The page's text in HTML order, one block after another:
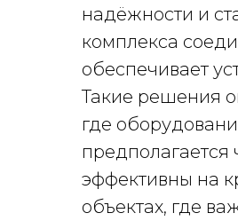
надёжности и
комплекса
обеспечивает
Такие решения
где
эффективны на
объектах, где